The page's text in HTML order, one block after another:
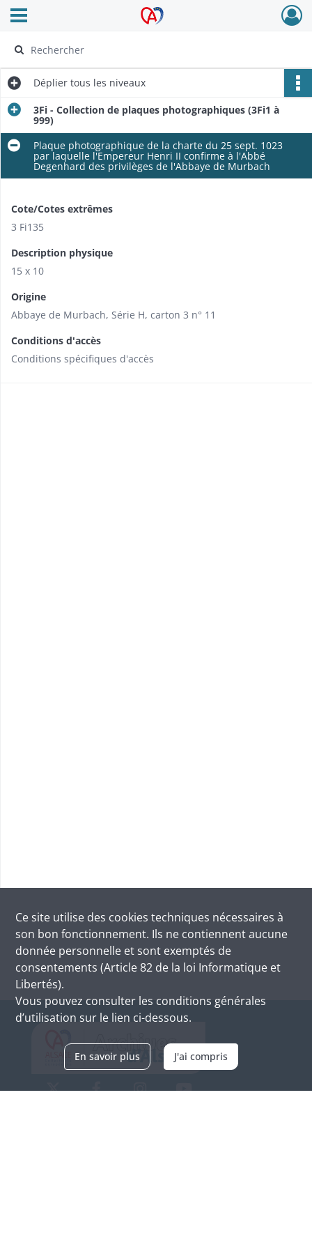
Archives Alsace - Colmar
Ouvrir le menu déroulant
Déplier tous les niveaux
3Fi - Collection de plaques photographiques (3Fi1 à
999)
Plaque photographique de la charte du 25 sept. 1023
par laquelle l'Empereur Henri II confirme à l'Abbé
Degenhard des privilèges de l'Abbaye de Murbach
Cote/Cotes extrêmes
3 Fi135
Description physique
15 x 10
Origine
Abbaye de Murbach, Série H, carton 3 n° 11
Conditions d'accès
Conditions spécifiques d'accès
Ce site utilise des cookies techniques nécessaires à
son bon fonctionnement. Ils ne contiennent aucune
donnée personnelle et sont exemptés de
consentements (Article 82 de la loi Informatique et
Libertés).
Vous pouvez consulter les conditions générales
d’utilisation sur le lien ci-dessous.
En savoir plus J'ai compris